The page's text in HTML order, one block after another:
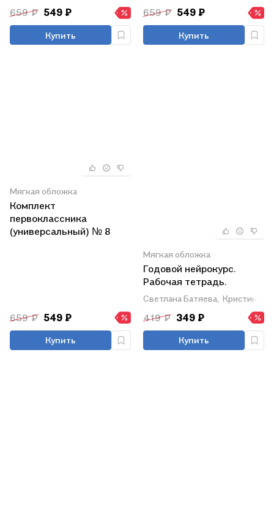
659 ₽ 549 ₽
Купить
659 ₽ 549 ₽
Купить
Мягкая обложка
Комплект
первоклассника
(универсальный) № 8
659 ₽ 549 ₽
Купить
Мягкая обложка
Годовой нейрокурс.
Рабочая тетрадь.
Активная подготовка к
школе. Для детей 6-7
лет
Светлана Батяева, Кристина
419 ₽ 349 ₽
Купить